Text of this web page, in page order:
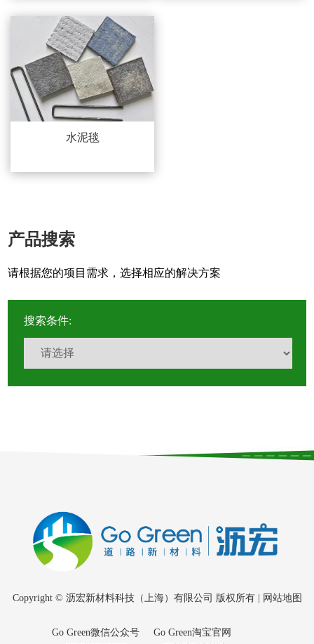
水泥毯
产品搜索
请根据您的项目需求，选择相应的解决方案
搜索条件:
Copyright © 沥宏新材料科技（上海）有限公司 版权所有 | 网站地图
Go Green微信公众号 Go Green淘宝官网